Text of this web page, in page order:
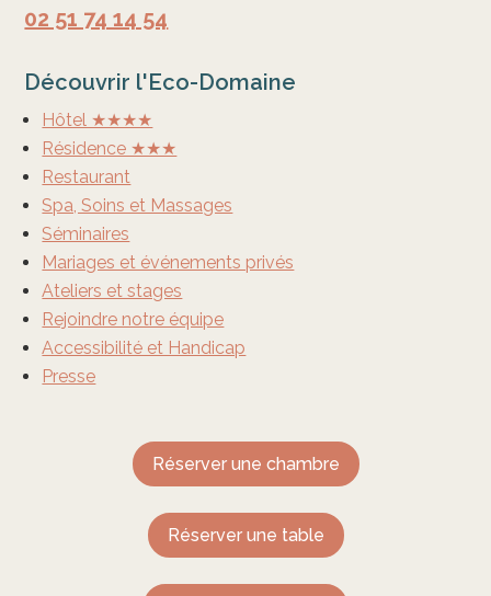
02 51 74 14 54
Découvrir l'Eco-Domaine
Hôtel ★★★★
Résidence ★★★
Restaurant
Spa, Soins et Massages
Séminaires
Mariages et événements privés
Ateliers et stages
Rejoindre notre équipe
Accessibilité et Handicap
Presse
Réserver une chambre
Réserver une table